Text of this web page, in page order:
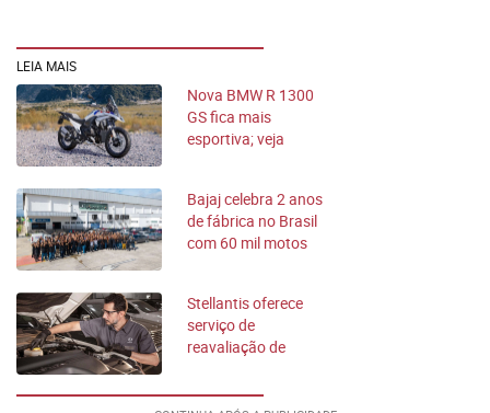
LEIA MAIS
Nova BMW R 1300
GS fica mais
esportiva; veja
Bajaj celebra 2 anos
de fábrica no Brasil
com 60 mil motos
Stellantis oferece
serviço de
reavaliação de
marcas